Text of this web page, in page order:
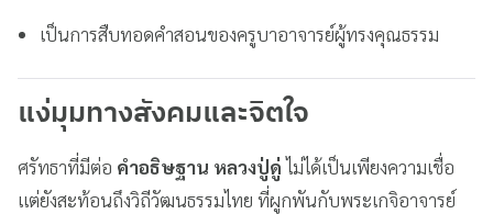
เป็นการสืบทอดคำสอนของครูบาอาจารย์ผู้ทรงคุณธรรม
แง่มุมทางสังคมและจิตใจ
ศรัทธาที่มีต่อ คำอธิษฐาน หลวงปู่ดู่ไม่ได้เป็นเพียงความเชื่อ
แต่ยังสะท้อนถึงวิถีวัฒนธรรมไทย ที่ผูกพันกับพระเกจิอาจารย์